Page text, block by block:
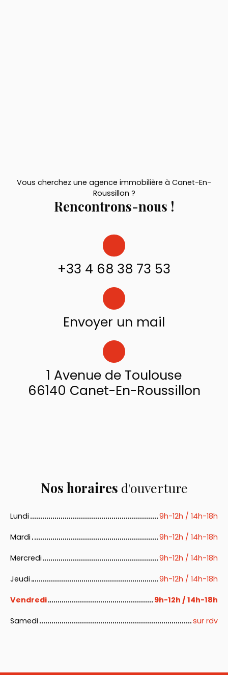
Vous cherchez une agence immobilière à Canet-En-
Roussillon ?
Rencontrons-nous !
+33 4 68 38 73 53
Envoyer un mail
1 Avenue de Toulouse
66140 Canet-En-Roussillon
Nos horaires d'ouverture
Lundi 9h-12h / 14h-18h
Mardi 9h-12h / 14h-18h
Mercredi 9h-12h / 14h-18h
Jeudi 9h-12h / 14h-18h
Vendredi 9h-12h / 14h-18h
Samedi sur rdv